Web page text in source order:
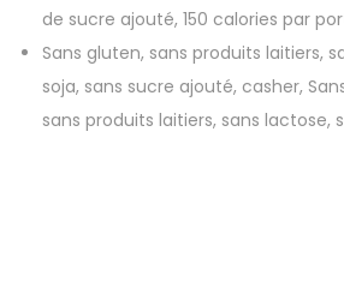
de sucre ajouté, 150 calories par
Sans gluten, sans produits laitiers,
soja, sans sucre ajouté, casher,
sans produits laitiers, sans lactose,